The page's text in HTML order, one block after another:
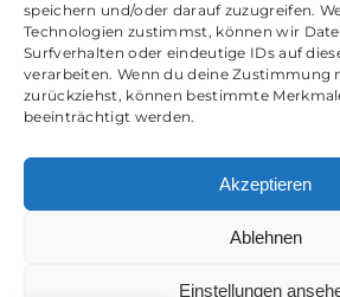
speichern und/oder darauf zuzugreifen.
Technologien zustimmst, können wir
Surfverhalten oder eindeutige IDs auf
verarbeiten. Wenn du deine Zustimmung
zurückziehst, können bestimmte
beeinträchtigt werden.
Akzeptieren
Ablehnen
Einstellungen
Deutsch English